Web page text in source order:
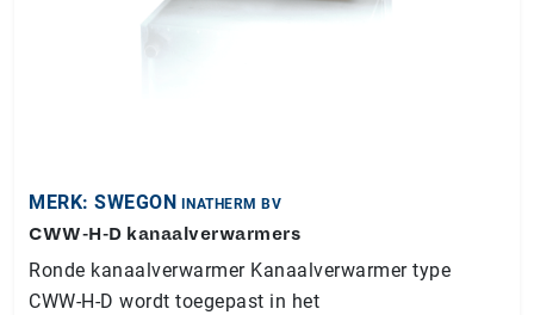
MERK: SWEGON INATHERM BV
CWW-H-D kanaalverwarmers
Ronde kanaalverwarmer Kanaalverwarmer type
CWW-H-D wordt toegepast in het